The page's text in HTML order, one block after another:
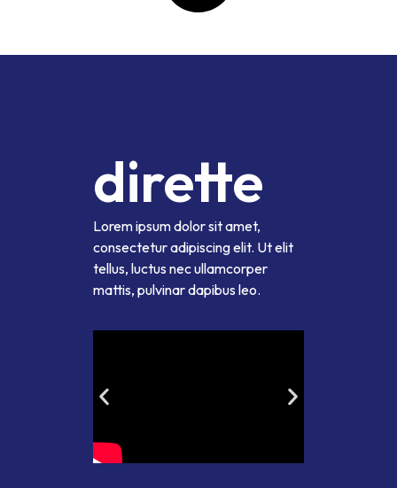
dirette
Lorem ipsum dolor sit amet,
consectetur adipiscing elit. Ut elit
tellus, luctus nec ullamcorper
mattis, pulvinar dapibus leo.